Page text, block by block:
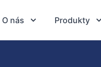
O nás Produkty